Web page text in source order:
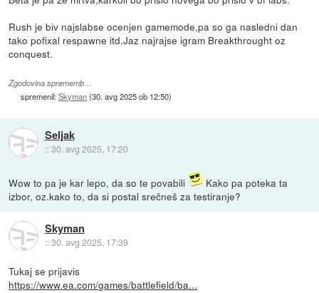
Rush je biv najslabse ocenjen gamemode,pa so ga nasledni dan
tako pofixal respawne itd.Jaz najrajse igram Breakthrought oz
conquest.
Zgodovina sprememb…
spremenil:Skyman(30. avg 2025 ob 12:50)
Seljak
::30. avg 2025, 17:20
Wow to pa je kar lepo, da so te povabili
Kako pa poteka ta
izbor, oz.kako to, da si postal srečneš za testiranje?
Skyman
::30. avg 2025, 17:39
Tukaj se prijavis
https://www.ea.com/games/battlefield/ba...